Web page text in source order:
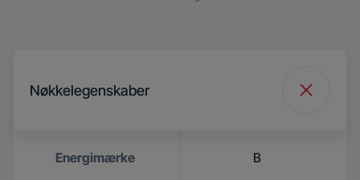
Nøkkelegenskaber
Energimærke B